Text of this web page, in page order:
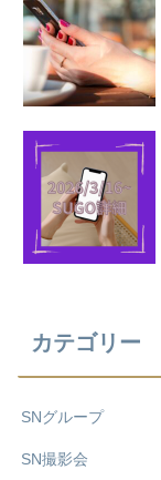
カテゴリー
SNグループ
SN撮影会